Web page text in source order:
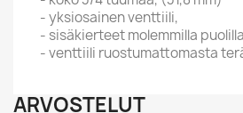
- yksiosainen venttiili,
- sisäkierteet molemmilla
- venttiili ruostumattomasta
ARVOSTELUT